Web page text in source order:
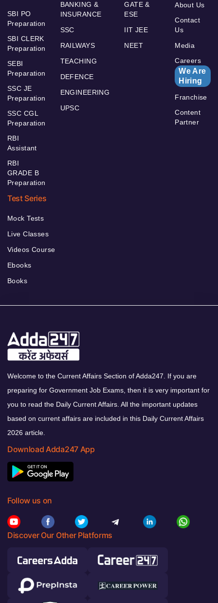
SBI PO
Preparation
SBI CLERK
Preparation
SEBI
Preparation
SSC JE
Preparation
SSC CGL
Preparation
RBI
Assistant
RBI
GRADE B
Preparation
BANKING &
INSURANCE
SSC
RAILWAYS
TEACHING
DEFENCE
ENGINEERING
UPSC
GATE &
ESE
IIT JEE
NEET
About Us
Contact
Us
Media
Careers
We Are
Hiring
Franchise
Content
Partner
Test Series
Mock Tests
Live Classes
Videos Course
Ebooks
Books
Welcome to the Current Affairs Section of Adda247. If you are
preparing for Government Job Exams, then it is very important for
you to read the Daily Current Affairs. All the important updates
based on current affairs are included in this Daily Current Affairs
2026 article.
Download Adda247 App
Follow us on
Discover Our Other Platforms